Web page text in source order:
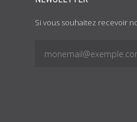
Si vous souhaitez recevoir